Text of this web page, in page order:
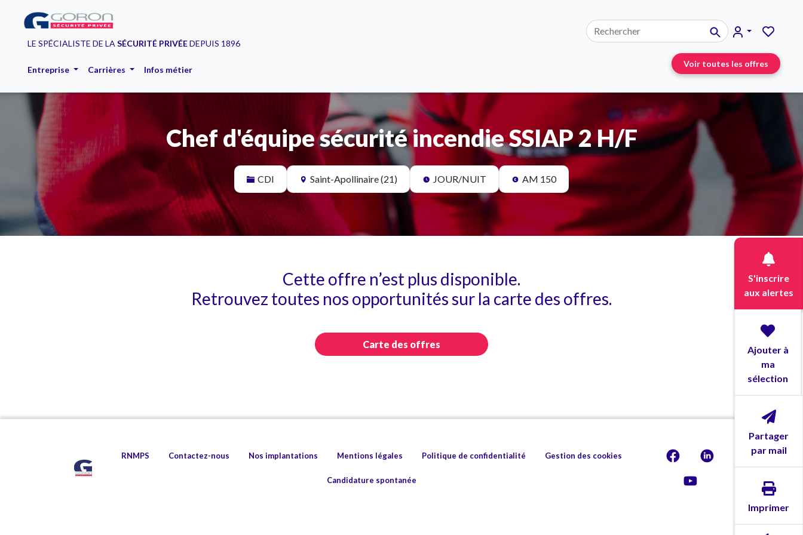
LE SPÉCIALISTE DE LA SÉCURITÉ PRIVÉEDEPUIS 1896
Entreprise Carrières Infos métier
Voir toutes les offres
S'inscrire
aux alertes
Ajouter à
ma
sélection
Partager
par mail
Imprimer
Chef d'équipe sécurité incendie SSIAP 2 H/F
CDI Saint-Apollinaire (21) JOUR/NUIT AM 150
Cette offre n’est plus disponible.
Retrouvez toutes nos opportunités sur la carte des offres.
Carte des offres
RNMPS Contactez-nous Nos implantations Mentions légales Politique de confidentialité Gestion des cookies
Candidature spontanée